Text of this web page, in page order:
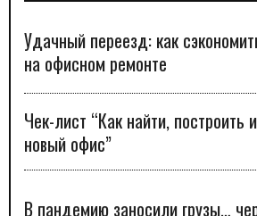
Удачный переезд: как
на офисном ремонте
Чек-лист “Как найти, построить
новый офис”
В пандемию заносили грузы…